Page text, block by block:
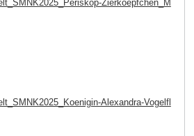
Zierkoepfchen_M
Alexandra-Vogelfl